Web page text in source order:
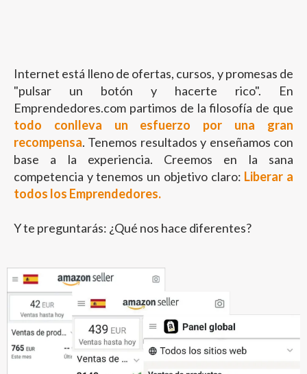
Internet está lleno de ofertas, cursos, y promesas de
"pulsar un botón y hacerte rico". En
Emprendedores.com partimos de la filosofía de que
todo conlleva un esfuerzo por una gran
recompensa. Tenemos resultados y enseñamos con
base a la experiencia. Creemos en la sana
competencia y tenemos un objetivo claro: Liberar a
todos los Emprendedores.
Y te preguntarás: ¿Qué nos hace diferentes?